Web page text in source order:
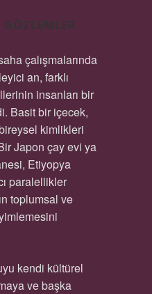
çalışmalarında
an, farklı
insanları bir
Basit bir içecek,
kimlikleri
Japon çay evi ya
Etiyopya
paralellikler
toplumsal ve
kendi kültürel
ve başka